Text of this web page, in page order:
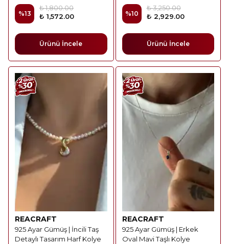
%13
₺ 1,800.00
₺ 1,572.00
Ürünü İncele
%10
₺ 3,250.00
₺ 2,929.00
Ürünü İncele
REACRAFT
925 Ayar Gümüş | İncili Taş
Detaylı Tasarım Harf Kolye
REACRAFT
925 Ayar Gümüş | Erkek
Oval Mavi Taşlı Kolye